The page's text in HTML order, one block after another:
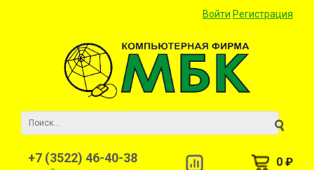
Войти Регистрация
+7 (3522) 46-40-38 0 ₽